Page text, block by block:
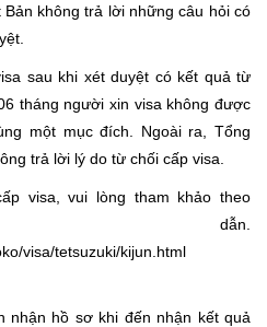
không trả lời những câu hỏi có
sau khi xét duyệt có kết quả từ
tháng người xin visa không được
một mục đích. Ngoài ra, Tổng
trả lời lý do từ chối cấp visa.
visa, vui lòng tham khảo theo
dẫn.
visa/tetsuzuki/kijun.html
hồ sơ khi đến nhận kết quả